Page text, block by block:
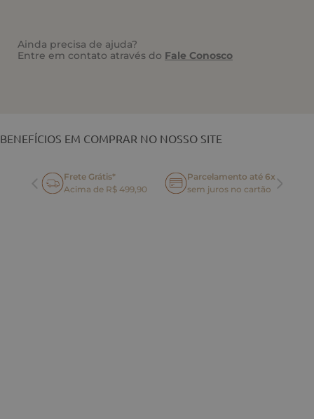
Ainda precisa de ajuda?
Entre em contato através do Fale Conosco
BENEFÍCIOS EM COMPRAR NO NOSSO SITE
Frete Grátis*
Acima de R$ 499,90
Parcelamento até 6x
sem juros no cartão